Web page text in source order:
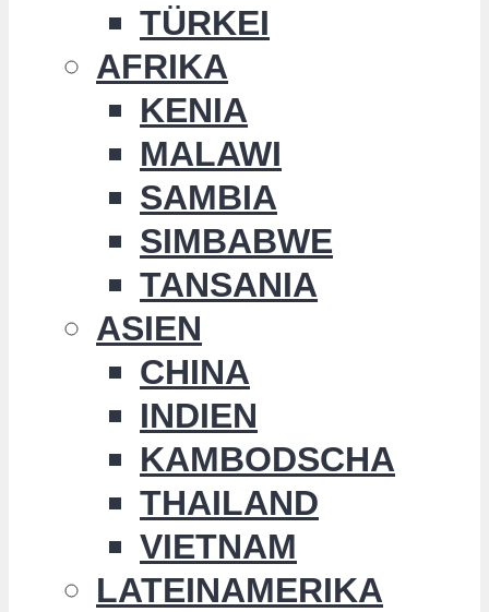
TÜRKEI
AFRIKA
KENIA
MALAWI
SAMBIA
SIMBABWE
TANSANIA
ASIEN
CHINA
INDIEN
KAMBODSCHA
THAILAND
VIETNAM
LATEINAMERIKA